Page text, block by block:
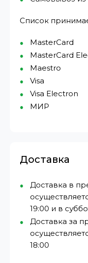
Список
MasterCard
MasterCard
Maestro
Visa
Visa Electron
МИР⁠
Доставка
Доставка в
19:00 и в
Доставка за
18:00